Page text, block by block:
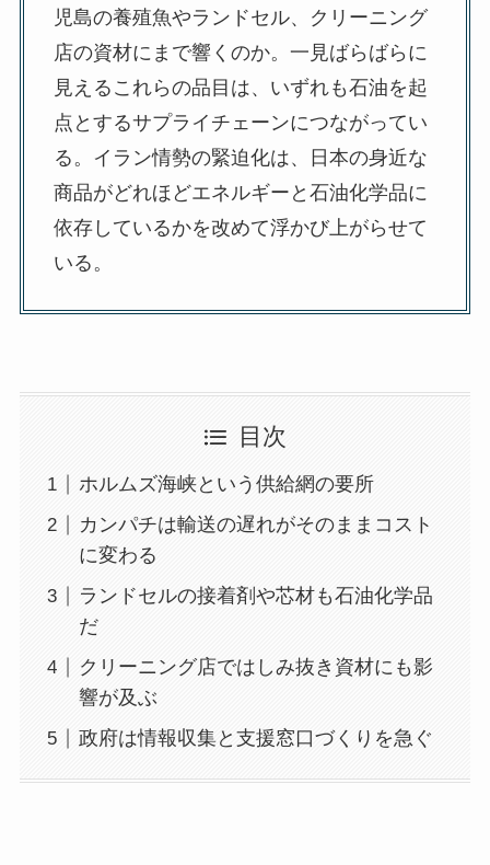
児島の養殖魚やランドセル、クリーニング
店の資材にまで響くのか。一見ばらばらに
見えるこれらの品目は、いずれも石油を起
点とするサプライチェーンにつながってい
る。イラン情勢の緊迫化は、日本の身近な
商品がどれほどエネルギーと石油化学品に
依存しているかを改めて浮かび上がらせて
いる。
目次
ホルムズ海峡という供給網の要所
カンパチは輸送の遅れがそのままコスト
に変わる
ランドセルの接着剤や芯材も石油化学品
だ
クリーニング店ではしみ抜き資材にも影
響が及ぶ
政府は情報収集と支援窓口づくりを急ぐ